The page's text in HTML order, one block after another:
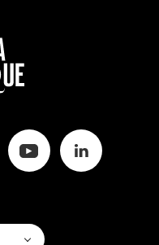
Lister les actions